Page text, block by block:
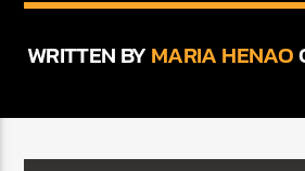
TITLE
WRITTEN BYMARIA HENAO